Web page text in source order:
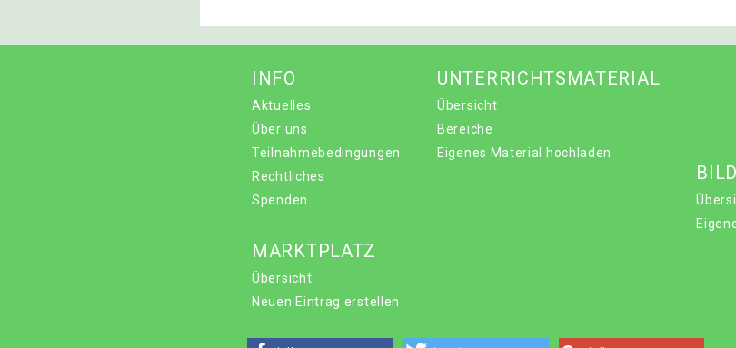
INFO
Aktuelles
Über uns
Teilnahmebedingungen
Rechtliches
Spenden
UNTERRICHTSMATERIAL
Übersicht
Bereiche
Eigenes Material hochladen
MARKTPLATZ
Übersicht
Neuen Eintrag erstellen